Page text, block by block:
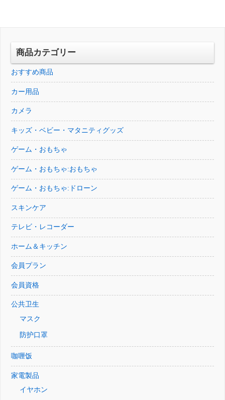
し
で
商品カテゴリー
おすすめ商品
カー用品
カメラ
キッズ・ベビー・マタニティグッズ
ゲーム・おもちゃ
ゲーム・おもちゃ:おもちゃ
ゲーム・おもちゃ:ドローン
スキンケア
テレビ・レコーダー
ホーム＆キッチン
会員プラン
会員資格
公共卫生
マスク
防护口罩
咖喱饭
家電製品
イヤホン